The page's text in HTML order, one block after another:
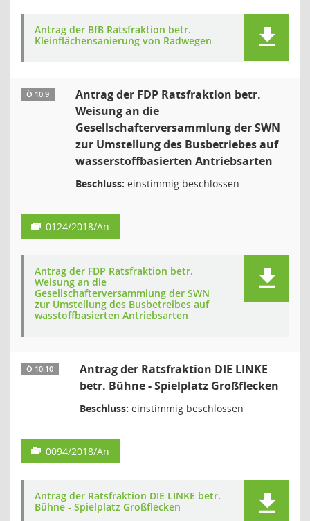
Antrag der BfB Ratsfraktion betr.
Kleinflächensanierung von Radwegen
Ö 10.9
Antrag der FDP Ratsfraktion betr.
Weisung an die
Gesellschafterversammlung der SWN
zur Umstellung des Busbetriebes auf
wasserstoffbasierten Antriebsarten
Beschluss: einstimmig beschlossen
0124/2018/An
Antrag der FDP Ratsfraktion betr.
Weisung an die
Gesellschafterversammlung der SWN
zur Umstellung des Busbetreibes auf
wasstoffbasierten Antriebsarten
Ö 10.10
Antrag der Ratsfraktion DIE LINKE
betr. Bühne - Spielplatz Großflecken
Beschluss: einstimmig beschlossen
0094/2018/An
Antrag der Ratsfraktion DIE LINKE betr.
Bühne - Spielplatz Großflecken